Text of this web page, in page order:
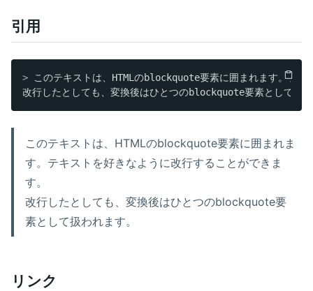
引用
> このテキストは、HTMLのblockquote要素に囲まれます。テキ
このテキストは、HTMLのblockquote要素に囲まれま
す。テキストを好きなように改行することができま
す。
改行したとしても、変換後はひとつのblockquote要
素として扱われます。
リンク